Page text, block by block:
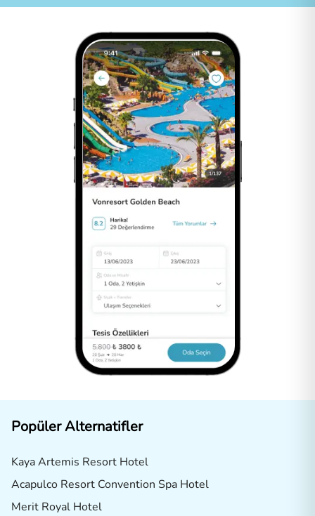
Popüler Alternatifler
Kaya Artemis Resort Hotel
Acapulco Resort Convention Spa Hotel
Merit Royal Hotel